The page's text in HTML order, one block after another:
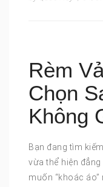
Rèm
Chọn
Không
Bạn đang tìm
vừa thể hiện
muốn “khoác